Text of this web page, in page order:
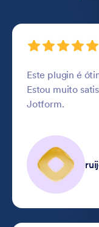
Este plugin é
Estou muito
Jotform.